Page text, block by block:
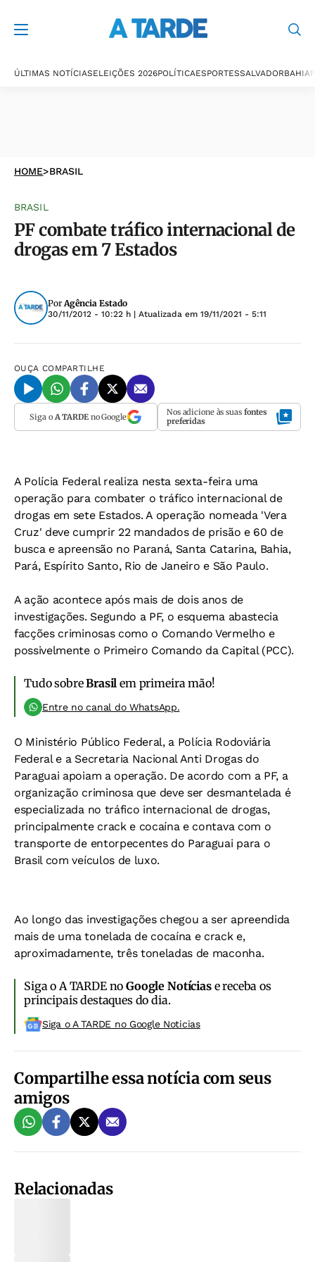
ÚLTIMAS NOTÍCIASELEIÇÕES 2026POLÍTICAESPORTESSALVADORBAHIA
HOME>BRASIL
BRASIL
PF combate tráfico internacional de
drogas em 7 Estados
PorAgência Estado
30/11/2012 - 10:22 h | Atualizada em 19/11/2021 - 5:11
OUÇA COMPARTILHE
Siga o A TARDEno Google Nos adicione às suas fontes
preferidas
A Polícia Federal realiza nesta sexta-feira uma
operação para combater o tráfico internacional de
drogas em sete Estados. A operação nomeada 'Vera
Cruz' deve cumprir 22 mandados de prisão e 60 de
busca e apreensão no Paraná, Santa Catarina, Bahia,
Pará, Espírito Santo, Rio de Janeiro e São Paulo.
A ação acontece após mais de dois anos de
investigações. Segundo a PF, o esquema abastecia
facções criminosas como o Comando Vermelho e
possivelmente o Primeiro Comando da Capital (PCC).
Tudo sobreBrasil em primeira mão!
Entre no canal do WhatsApp.
O Ministério Público Federal, a Polícia Rodoviária
Federal e a Secretaria Nacional Anti Drogas do
Paraguai apoiam a operação. De acordo com a PF, a
organização criminosa que deve ser desmantelada é
especializada no tráfico internacional de drogas,
principalmente crack e cocaína e contava com o
transporte de entorpecentes do Paraguai para o
Brasil com veículos de luxo.
Ao longo das investigações chegou a ser apreendida
mais de uma tonelada de cocaína e crack e,
aproximadamente, três toneladas de maconha.
Siga o A TARDE noGoogle Notíciase receba os
principais destaques do dia.
Siga o A TARDE no Google Noticias
Compartilhe essa notícia com seus
amigos
Relacionadas